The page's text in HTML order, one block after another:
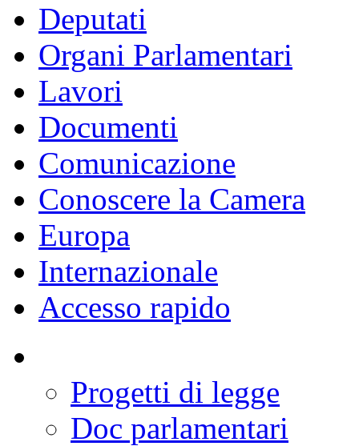
Deputati
Organi Parlamentari
Lavori
Documenti
Comunicazione
Conoscere la Camera
Europa
Internazionale
Accesso rapido
Progetti di legge
Doc parlamentari